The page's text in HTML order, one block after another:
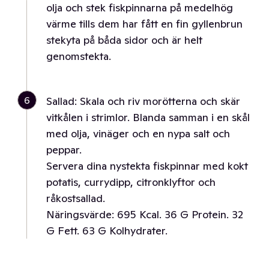
olja och stek fiskpinnarna på medelhög
värme tills dem har fått en fin gyllenbrun
stekyta på båda sidor och är helt
genomstekta.
6
Sallad: Skala och riv morötterna och skär
vitkålen i strimlor. Blanda samman i en skål
med olja, vinäger och en nypa salt och
peppar.
Servera dina nystekta fiskpinnar med kokt
potatis, currydipp, citronklyftor och
råkostsallad.
Näringsvärde: 695 Kcal. 36 G Protein. 32
G Fett. 63 G Kolhydrater.